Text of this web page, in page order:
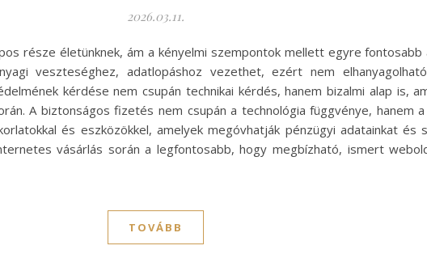
2026.03.11.
része életünknek, ám a kényelmi szempontok mellett egyre fontosabb
veszteséghez, adatlopáshoz vezethet, ezért nem
kérdése nem csupán technikai kérdés, hanem bizalmi alap is,
A biztonságos fizetés nem csupán a technológia függvénye, hanem
és eszközökkel, amelyek megóvhatják pénzügyi adatainkat és
vásárlás során a legfontosabb, hogy megbízható, ismert
TOVÁBB